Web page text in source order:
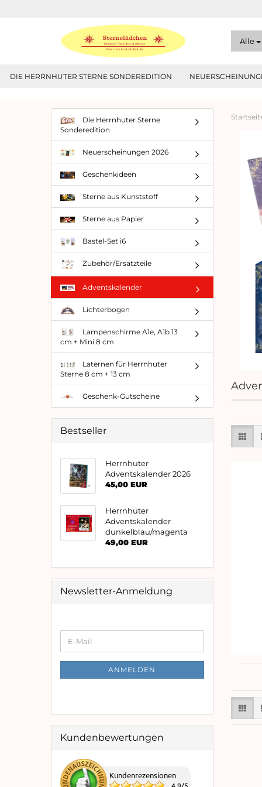
Alle
DIE HERRNHUTER STERNE SONDEREDITION
Die Herrnhuter Sterne
Sonderedition
Neuerscheinungen 2026
Geschenkideen
Sterne aus Kunststoff
Sterne aus Papier
Bastel-Set i6
Zubehör/Ersatzteile
Adventskalender
Lichterbogen
Lampenschirme A1e, A1b 13
cm + Mini 8 cm
Laternen für Herrnhuter
Sterne 8 cm + 13 cm
Geschenk-Gutscheine
Bestseller
Herrnhuter
Adventskalender 2026
45,00 EUR
Herrnhuter
Adventskalender
dunkelblau/magenta
49,00 EUR
Newsletter-Anmeldung
ZUR
ANMELDUNG
E-
Mail
ANMELDEN
Kundenbewertungen
Kundenrezensionen
4.9/5